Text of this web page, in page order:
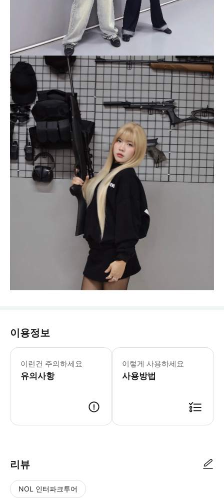
이용정보
이런건 주의하세요
유의사항
공휴일에는 추가 요금이 부과될 수 있
이렇게 사용하세요
사용방법
리뷰
NOL 인터파크투어